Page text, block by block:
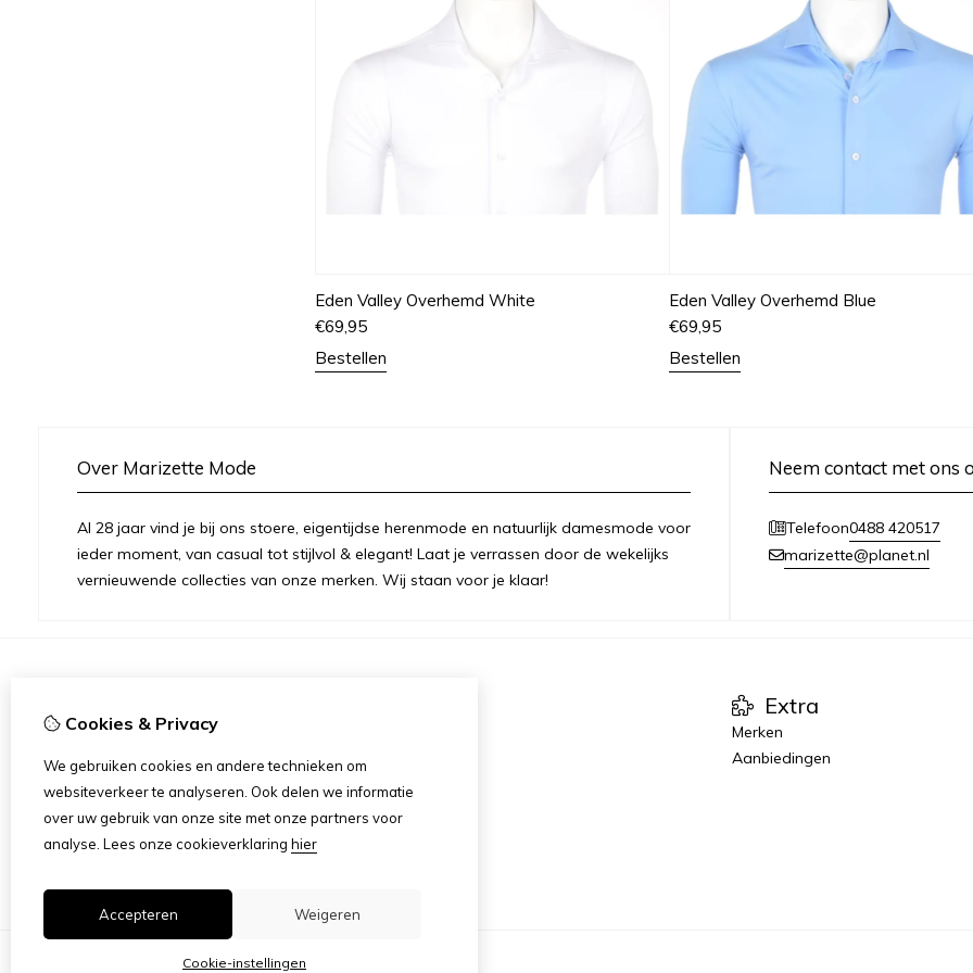
Eden Valley Overhemd White
€69,95
Bestellen
Eden Valley Overhemd Blue
€69,95
Bestellen
Over Marizette Mode
Al 28 jaar vind je bij ons stoere, eigentijdse herenmode en natuurlijk damesmode voor
ieder moment, van casual tot stijlvol & elegant! Laat je verrassen door de wekelijks
vernieuwende collecties van onze merken. Wij staan voor je klaar!
Neem contact met ons
Telefoon0488 420517
marizette@planet.nl
Over Ons
Openingstijden Winkel
Privacybeleid & Cookies
Algemene Voorwaarden Fysieke Winkel
Extra
Merken
Aanbiedingen
Cookies & Privacy
We gebruiken cookies en andere technieken om
websiteverkeer te analyseren. Ook delen we informatie
over uw gebruik van onze site met onze partners voor
analyse. Lees onze cookieverklaring hier
Accepteren Weigeren
Cookie-instellingen